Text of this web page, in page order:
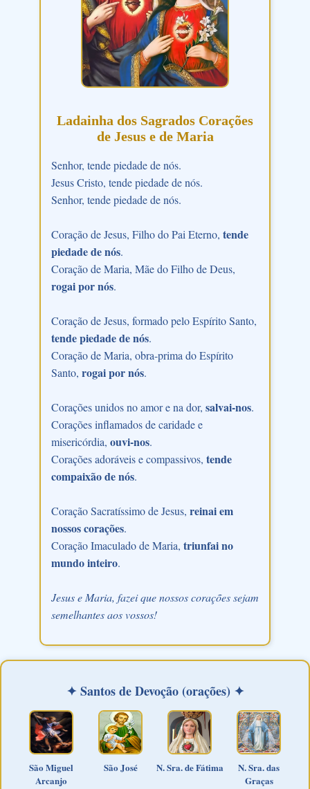
Ladainha dos Sagrados Corações
de Jesus e de Maria
Senhor, tende piedade de nós.
Jesus Cristo, tende piedade de nós.
Senhor, tende piedade de nós.
Coração de Jesus, Filho do Pai Eterno, tende
piedade de nós.
Coração de Maria, Mãe do Filho de Deus,
rogai por nós.
Coração de Jesus, formado pelo Espírito Santo,
tende piedade de nós.
Coração de Maria, obra-prima do Espírito
Santo, rogai por nós.
Corações unidos no amor e na dor, salvai-nos.
Corações inflamados de caridade e
misericórdia, ouvi-nos.
Corações adoráveis e compassivos, tende
compaixão de nós.
Coração Sacratíssimo de Jesus, reinai em
nossos corações.
Coração Imaculado de Maria, triunfai no
mundo inteiro.
Jesus e Maria, fazei que nossos corações sejam
semelhantes aos vossos!
✦ Santos de Devoção (orações) ✦
São Miguel
Arcanjo
São José N. Sra. de Fátima
N. Sra. das
Graças